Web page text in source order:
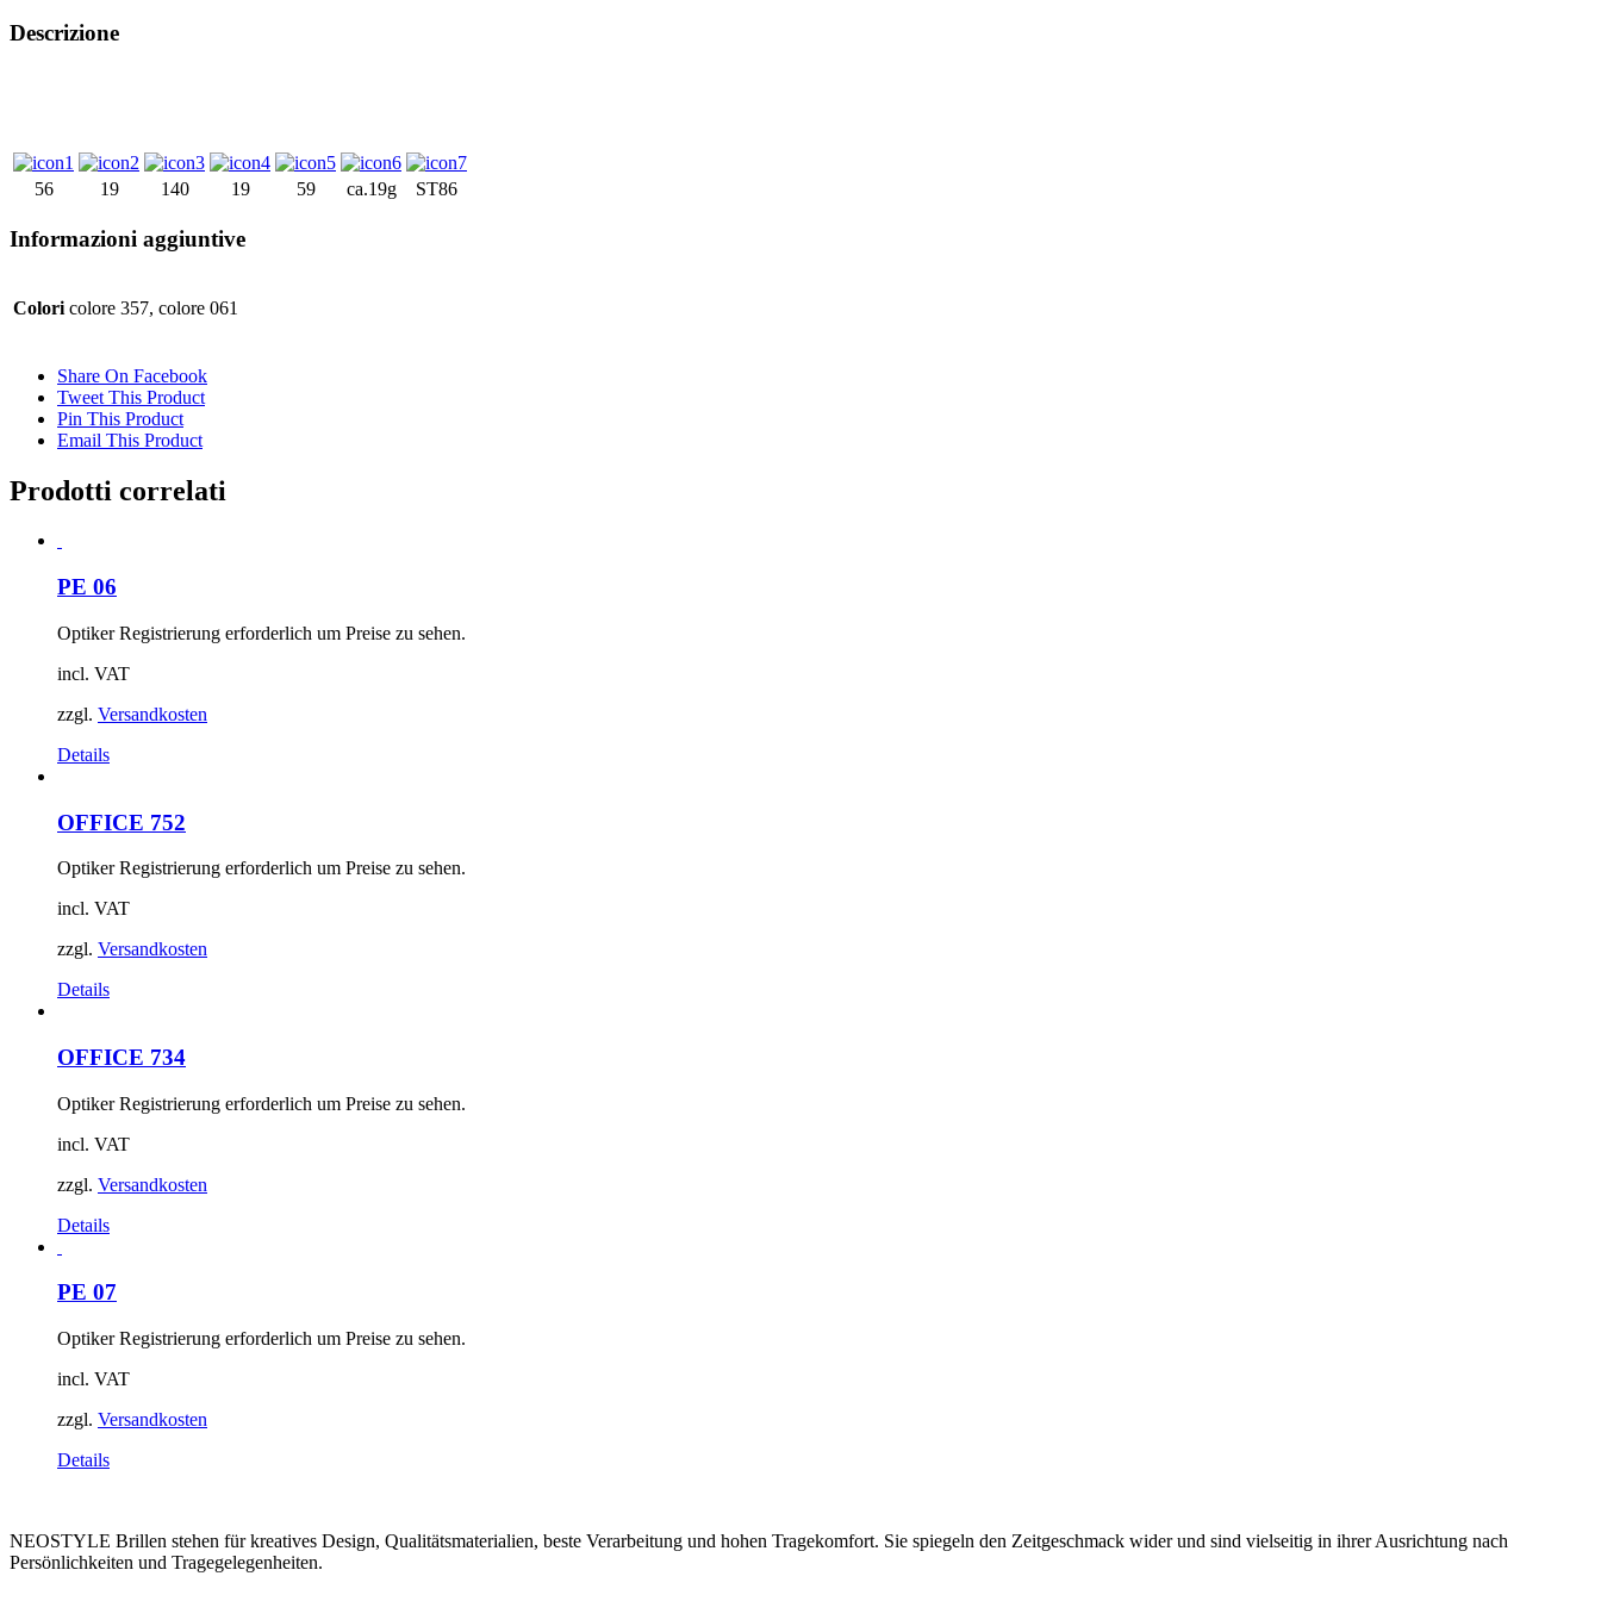
Descrizione
56 19 140 19 59 ca.19g ST86
Informazioni aggiuntive
Colori colore 357, colore 061
Share On Facebook
Tweet This Product
Pin This Product
Email This Product
Prodotti correlati
PE 06
Optiker Registrierung erforderlich um Preise zu sehen.
incl. VAT
zzgl. Versandkosten
Details
OFFICE 752
Optiker Registrierung erforderlich um Preise zu sehen.
incl. VAT
zzgl. Versandkosten
Details
OFFICE 734
Optiker Registrierung erforderlich um Preise zu sehen.
incl. VAT
zzgl. Versandkosten
Details
PE 07
Optiker Registrierung erforderlich um Preise zu sehen.
incl. VAT
zzgl. Versandkosten
Details
NEOSTYLE Brillen stehen für kreatives Design, Qualitätsmaterialien, beste Verarbeitung und hohen Tragekomfort. Sie spiegeln den Zeitgeschmack wider und sind vielseitig in ihrer Ausrichtung nach
Persönlichkeiten und Tragegelegenheiten.